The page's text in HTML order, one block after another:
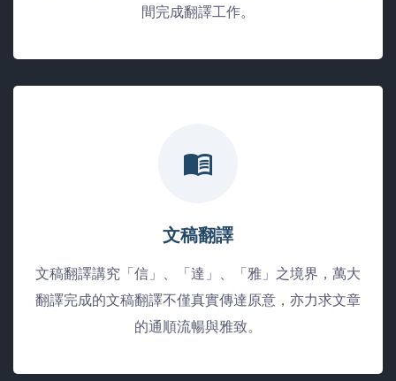
間完成翻譯工作。
文稿翻譯
文稿翻譯講究「信」、「達」、「雅」之境界，萬大
翻譯完成的文稿翻譯不僅真實傳達原意，亦力求文章
的通順流暢與雅致。